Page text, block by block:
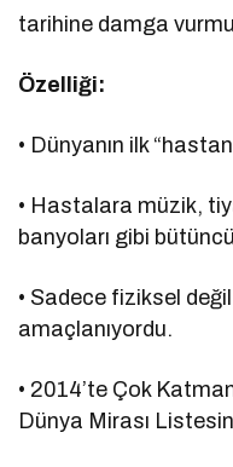
tarihine damga
Özelliği:
• Dünyanın ilk
• Hastalara müzik,
banyoları gibi
• Sadece fiziksel
amaçlanıyordu.
• 2014’te Çok
Dünya Mirası